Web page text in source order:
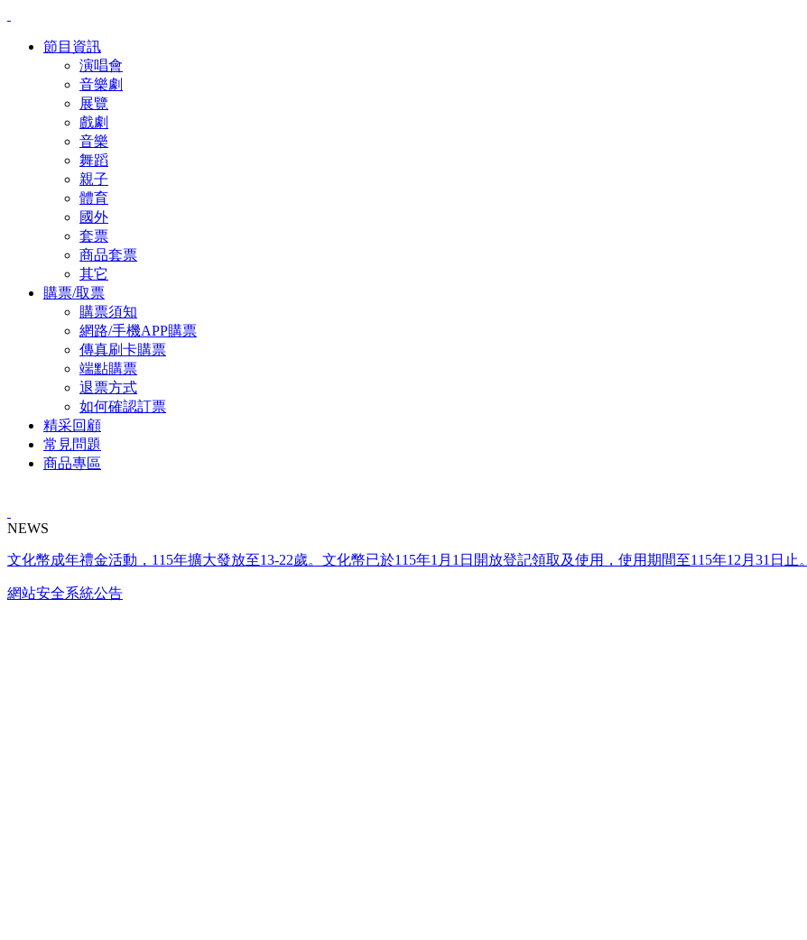
節目資訊
演唱會
音樂劇
展覽
戲劇
音樂
舞蹈
親子
體育
國外
套票
商品套票
其它
購票/取票
購票須知
網路/手機APP購票
傳真刷卡購票
端點購票
退票方式
如何確認訂票
精采回顧
常見問題
商品專區
NEWS
文化幣成年禮金活動，115年擴大發放至13-22歲。文化幣已於115年1月1日開放登記領取及使用，使用期間至115年12月31日止。
網站安全系統公告